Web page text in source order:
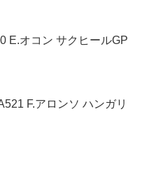
E.オコン サクヒールGP
F.アロンソ ハンガリ